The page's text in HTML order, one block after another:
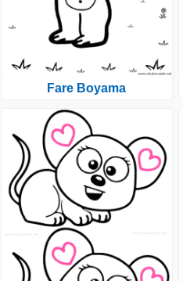
Fare Boyama